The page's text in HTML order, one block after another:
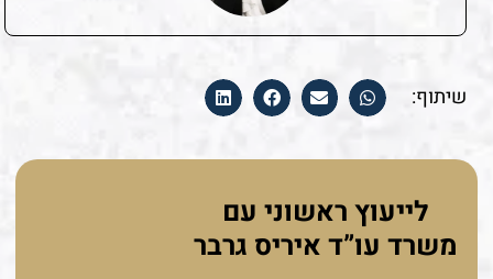
שיתוף:
לייעוץ ראשוני עם
משרד עו”ד איריס גרבר